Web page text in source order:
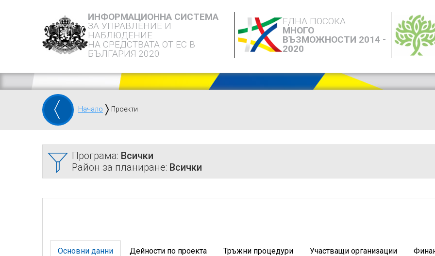
ИНФОРМАЦИОННА СИСТЕМА
ЗА УПРАВЛЕНИЕ И
НАБЛЮДЕНИЕ
НА СРЕДСТВАТА ОТ ЕС В
БЪЛГАРИЯ 2020
ЕДНА ПОСОКА
МНОГО
ВЪЗМОЖНОСТИ 2014 -
2020
Начало Проекти
Програма: Всички
Район за планиране: Всички
Основни данни Дейности по проекта Тръжни процедури Участващи организации